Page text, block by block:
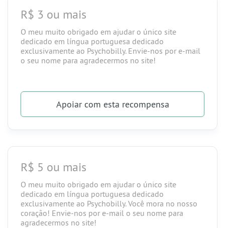
R$ 3 ou mais
O meu muito obrigado em ajudar o único site
dedicado em língua portuguesa dedicado
exclusivamente ao Psychobilly. Envie-nos por e-mail
o seu nome para agradecermos no site!
Apoiarcom esta recompensa
R$ 5 ou mais
O meu muito obrigado em ajudar o único site
dedicado em língua portuguesa dedicado
exclusivamente ao Psychobilly. Você mora no nosso
coração! Envie-nos por e-mail o seu nome para
agradecermos no site!